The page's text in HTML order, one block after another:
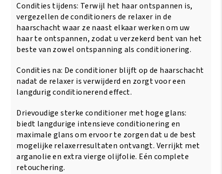
Condities tijdens: Terwijl het haar ontspannen is,
vergezellen de conditioners de relaxer in de
haarschacht waar ze naast elkaar werken om uw
haar te ontspannen, zodat u verzekerd bent van het
beste van zowel ontspanning als conditionering.
Condities na: De conditioner blijft op de haarschacht
nadat de relaxer is verwijderd en zorgt voor een
langdurig conditionerend effect.
Drievoudige sterke conditioner met hoge glans:
biedt langdurige intensieve conditionering en
maximale glans om ervoor te zorgen dat u de best
mogelijke relaxerresultaten ontvangt. Verrijkt met
arganolie en extra vierge olijfolie. Eén complete
retouchering.